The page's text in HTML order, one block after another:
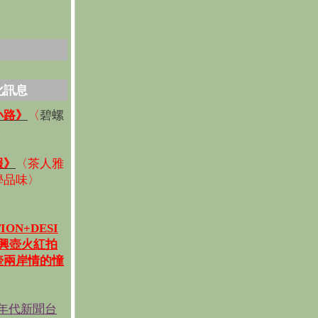
訊息
》 〈碧螺
〈茶人雅
味〉
壺火紅拍
岸情的憧
代新聞台